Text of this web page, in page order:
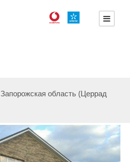
Запорожская область (Церрад